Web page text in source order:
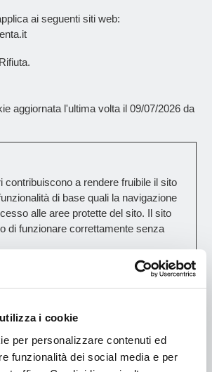
i cookie
per personalizzare contenuti ed
funzionalità dei social media e per
ai seguenti siti web:
aggiornata l'ultima volta il 09/07/2026 da
contribuiscono a rendere fruibile il sito
di base quali la navigazione
alle aree protette del sito. Il sito
di funzionare correttamente senza
Durata
massima
Memorizza lo stato
del consenso ai
186
giorni